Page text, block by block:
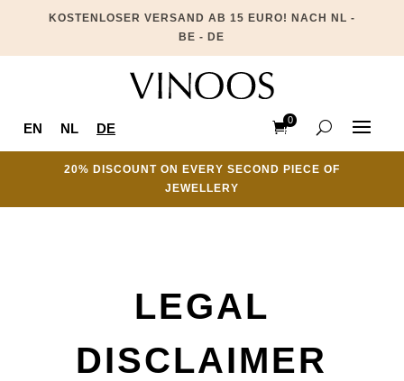
KOSTENLOSER VERSAND AB 15 EURO! NACH NL -
BE - DE
EN NL DE
0
Items
20% DISCOUNT ON EVERY SECOND PIECE OF
JEWELLERY
LEGAL
DISCLAIMER